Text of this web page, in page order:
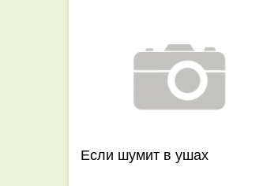
Если шумит в ушах